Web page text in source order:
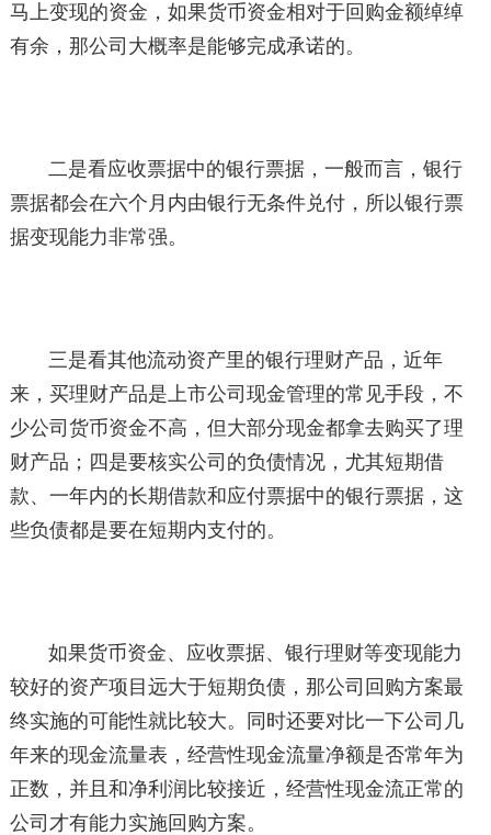
马上变现的资金，如果货币资金相对于回购金额绰绰
有余，那公司大概率是能够完成承诺的。
二是看应收票据中的银行票据，一般而言，银行
票据都会在六个月内由银行无条件兑付，所以银行票
据变现能力非常强。
三是看其他流动资产里的银行理财产品，近年
来，买理财产品是上市公司现金管理的常见手段，不
少公司货币资金不高，但大部分现金都拿去购买了理
财产品；四是要核实公司的负债情况，尤其短期借
款、一年内的长期借款和应付票据中的银行票据，这
些负债都是要在短期内支付的。
如果货币资金、应收票据、银行理财等变现能力
较好的资产项目远大于短期负债，那公司回购方案最
终实施的可能性就比较大。同时还要对比一下公司几
年来的现金流量表，经营性现金流量净额是否常年为
正数，并且和净利润比较接近，经营性现金流正常的
公司才有能力实施回购方案。